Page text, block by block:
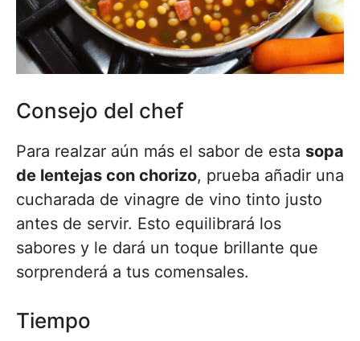
Consejo del chef
Para realzar aún más el sabor de esta sopa
de lentejas con chorizo, prueba añadir una
cucharada de vinagre de vino tinto justo
antes de servir. Esto equilibrará los
sabores y le dará un toque brillante que
sorprenderá a tus comensales.
Tiempo